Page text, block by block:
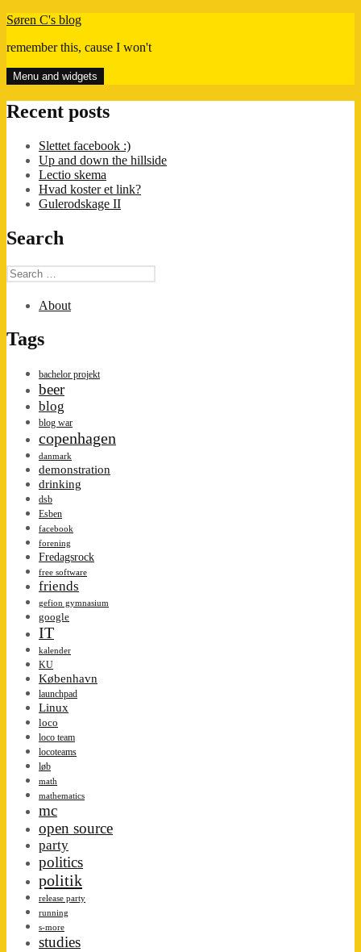
Skip
content
Søren C's blog
remember this, cause I won't
Menu and widgets
Recent posts
Slettet facebook :)
Up and down the hillside
Lectio skema
Hvad koster et link?
Gulerodskage II
Search
Search
for:
About
Tags
bachelor projekt
beer
blog
blog war
copenhagen
danmark
demonstration
drinking
dsb
Esben
facebook
forening
Fredagsrock
free software
friends
gefion gymnasium
google
IT
kalender
KU
København
launchpad
Linux
loco
loco team
locoteams
løb
math
mathematics
mc
open source
party
politics
politik
release party
running
s-more
studies